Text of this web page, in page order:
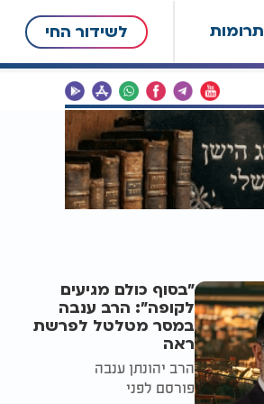
תרומות לשידור החי
"בסוף כולם מגיעים
לקופה": הרב ענבה
במסר מטלטל לפרשת
ראה
הרב יהונתן ענבה
פורסם לפני